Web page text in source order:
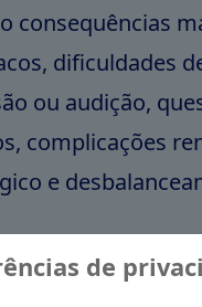
consequências
dificuldades
ou audição,
complicações
e
do
de